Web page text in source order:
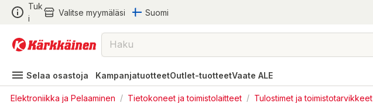
Tuk
i
Valitse myymäläsi Suomi
Selaa osastoja KampanjatuotteetOutlet-tuotteetVaate ALE
Elektroniikka ja Pelaaminen / Tietokoneet ja toimistolaitteet / Tulostimet ja toimistotarvikkeet